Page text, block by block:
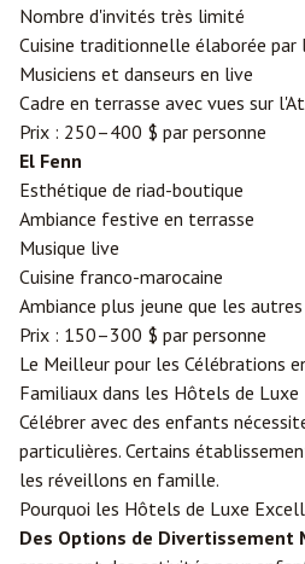
Nombre d'invités très limité
Cuisine traditionnelle élaborée par
Musiciens et danseurs en live
Cadre en terrasse avec vues sur
Prix : 250–400 $ par personne
El Fenn
Esthétique de riad-boutique
Ambiance festive en terrasse
Musique live
Cuisine franco-marocaine
Ambiance plus jeune que les autres
Prix : 150–300 $ par personne
Le Meilleur pour les Célébrations
Familiaux dans les Hôtels de Luxe
Célébrer avec des enfants
particulières. Certains
les réveillons en famille.
Pourquoi les Hôtels de Luxe
Des Options de Divertissement